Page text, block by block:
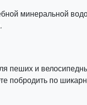
минеральной
пеших и
побродить по